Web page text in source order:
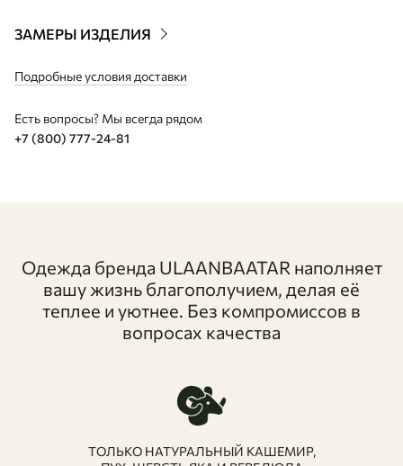
делает модель идеальной как для мужчин, так и для
повседневного с джинсами до более строгого с пальто.
ЗАМЕРЫ ИЗДЕЛИЯ
Подробные условия доставки
Есть вопросы? Мы всегда рядом
+7 (800) 777-24-81
Одежда бренда ULAANBAATAR наполняет
вашу жизнь благополучием, делая её
теплее и уютнее. Без компромиссов в
вопросах качества
ТОЛЬКО НАТУРАЛЬНЫЙ КАШЕМИР,